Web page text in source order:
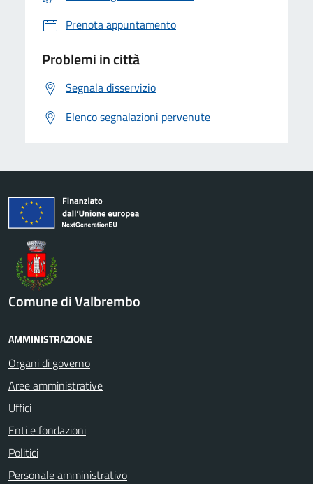
Prenota appuntamento
Problemi in città
Segnala disservizio
Elenco segnalazioni pervenute
Comune di Valbrembo
AMMINISTRAZIONE
Organi di governo
Aree amministrative
Uffici
Enti e fondazioni
Politici
Personale amministrativo